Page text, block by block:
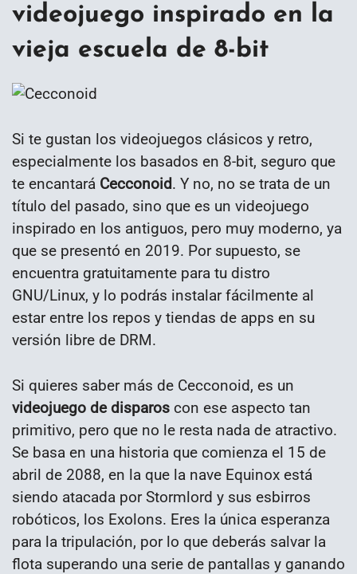
videojuego inspirado en la
vieja escuela de 8-bit
Si te gustan los videojuegos clásicos y retro,
especialmente los basados en 8-bit, seguro que
te encantará Cecconoid. Y no, no se trata de un
título del pasado, sino que es un videojuego
inspirado en los antiguos, pero muy moderno, ya
que se presentó en 2019. Por supuesto, se
encuentra gratuitamente para tu distro
GNU/Linux, y lo podrás instalar fácilmente al
estar entre los repos y tiendas de apps en su
versión libre de DRM.
Si quieres saber más de Cecconoid, es un
videojuego de disparos con ese aspecto tan
primitivo, pero que no le resta nada de atractivo.
Se basa en una historia que comienza el 15 de
abril de 2088, en la que la nave Equinox está
siendo atacada por Stormlord y sus esbirros
robóticos, los Exolons. Eres la única esperanza
para la tripulación, por lo que deberás salvar la
flota superando una serie de pantallas y ganando